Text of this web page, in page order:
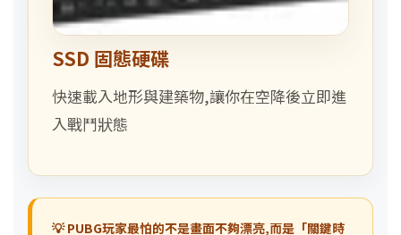
SSD 固態硬碟
快速載入地形與建築物,讓你在空降後立即進
入戰鬥狀態
💡 PUBG玩家最怕的不是畫面不夠漂亮,而是「關鍵時